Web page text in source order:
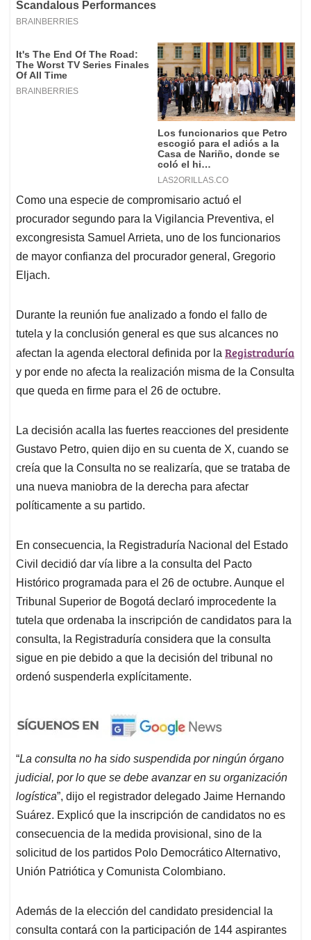
Como una especie de compromisario actuó el
procurador segundo para la Vigilancia Preventiva, el
excongresista Samuel Arrieta, uno de los funcionarios
de mayor confianza del procurador general, Gregorio
Eljach.
Durante la reunión fue analizado a fondo el fallo de
tutela y la conclusión general es que sus alcances no
afectan la agenda electoral definida por la Registraduría
y por ende no afecta la realización misma de la Consulta
que queda en firme para el 26 de octubre.
La decisión acalla las fuertes reacciones del presidente
Gustavo Petro, quien dijo en su cuenta de X, cuando se
creía que la Consulta no se realizaría, que se trataba de
una nueva maniobra de la derecha para afectar
políticamente a su partido.
En consecuencia, la Registraduría Nacional del Estado
Civil decidió dar vía libre a la consulta del Pacto
Histórico programada para el 26 de octubre. Aunque el
Tribunal Superior de Bogotá declaró improcedente la
tutela que ordenaba la inscripción de candidatos para la
consulta, la Registraduría considera que la consulta
sigue en pie debido a que la decisión del tribunal no
ordenó suspenderla explícitamente.
“La consulta no ha sido suspendida por ningún órgano
judicial, por lo que se debe avanzar en su organización
logística”, dijo el registrador delegado Jaime Hernando
Suárez. Explicó que la inscripción de candidatos no es
consecuencia de la medida provisional, sino de la
solicitud de los partidos Polo Democrático Alternativo,
Unión Patriótica y Comunista Colombiano.
Además de la elección del candidato presidencial la
consulta contará con la participación de 144 aspirantes